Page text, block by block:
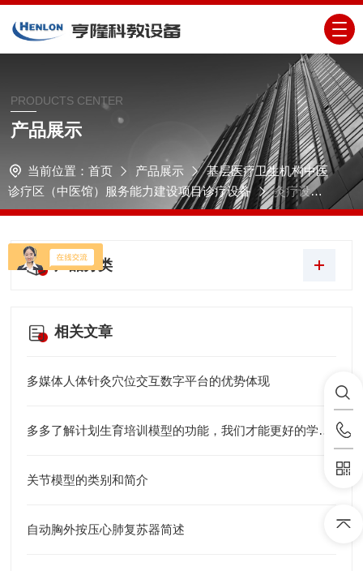
PRODUCTS CENTER
产品展示
当前位置： 首页 产品展示
基层医疗卫生机构中医
诊疗区（中医馆）服务能力建设项目诊疗设备
灸疗设备
｜灸疗器具
产品分类
相关文章
多媒体人体针灸穴位交互数字平台的优势体现
多多了解计划生育培训模型的功能，我们才能更好的学习相关知识
关节模型的类别和简介
自动胸外按压心肺复苏器简述